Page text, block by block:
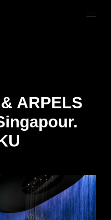
ARPELS